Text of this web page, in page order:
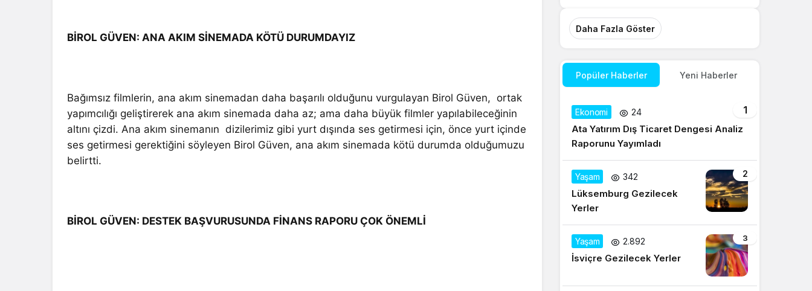
BİROL GÜVEN: ANA AKIM SİNEMADA KÖTÜ DURUMDAYIZ
Bağımsız filmlerin, ana akım sinemadan daha başarılı olduğunu vurgulayan Birol Güven, ortak
yapımcılığı geliştirerek ana akım sinemada daha az; ama daha büyük filmler yapılabileceğinin
altını çizdi. Ana akım sinemanın dizilerimiz gibi yurt dışında ses getirmesi için, önce yurt içinde
ses getirmesi gerektiğini söyleyen Birol Güven, ana akım sinemada kötü durumda olduğumuzu
belirtti.
BİROL GÜVEN: DESTEK BAŞVURUSUNDA FİNANS RAPORU ÇOK ÖNEMLİ
Daha Fazla Göster
Popüler Haberler Yeni Haberler
1
Ekonomi 24
Ata Yatırım Dış Ticaret Dengesi Analiz
Raporunu Yayımladı
2
Yaşam 342
Lüksemburg Gezilecek
Yerler
3
Yaşam 2.892
İsviçre Gezilecek Yerler